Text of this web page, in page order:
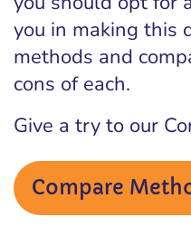
you in making this
methods and
cons of each.
Give a try to our
Compare